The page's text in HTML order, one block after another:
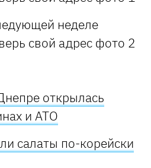
открылась
и АТО
салаты по-корейски